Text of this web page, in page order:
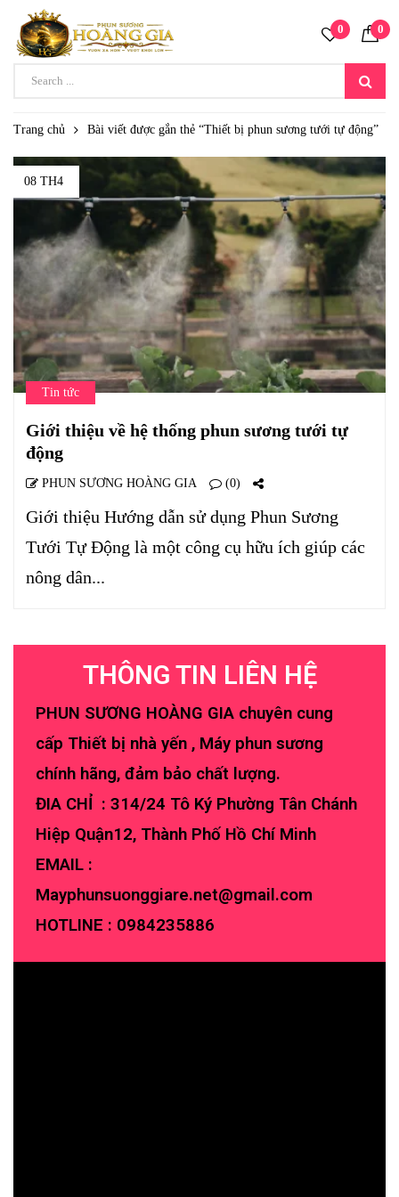
0 0
Trang chủ Bài viết được gắn thẻ “Thiết bị phun sương tưới tự động”
08 TH4
Tin tức
Giới thiệu về hệ thống phun sương tưới tự
động
PHUN SƯƠNG HOÀNG GIA (0)
Giới thiệu Hướng dẫn sử dụng Phun Sương
Tưới Tự Động là một công cụ hữu ích giúp các
nông dân...
THÔNG TIN LIÊN HỆ
PHUN SƯƠNG HOÀNG GIA chuyên cung
cấp Thiết bị nhà yến , Máy phun sương
chính hãng, đảm bảo chất lượng.
ĐIA CHỈ : 314/24 Tô Ký Phường Tân Chánh
Hiệp Quận12, Thành Phố Hồ Chí Minh
EMAIL :
Mayphunsuonggiare.net@gmail.com
HOTLINE : 0984235886